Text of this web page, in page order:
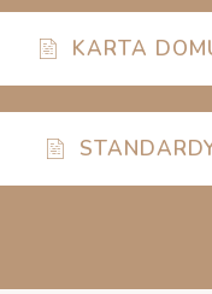
KARTA